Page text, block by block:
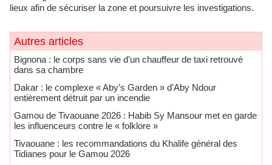
lieux afin de sécuriser la zone et poursuivre les investigations.
Autres articles
Bignona : le corps sans vie d’un chauffeur de taxi retrouvé
dans sa chambre
Dakar : le complexe « Aby’s Garden » d'Aby Ndour
entièrement détruit par un incendie
Gamou de Tivaouane 2026 : Habib Sy Mansour met en garde
les influenceurs contre le « folklore »
Tivaouane : les recommandations du Khalife général des
Tidianes pour le Gamou 2026